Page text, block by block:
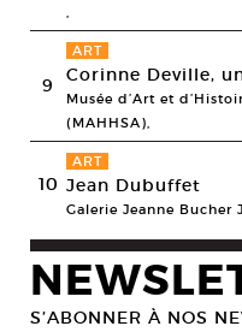
,
9
ART
Corinne Deville,
Musée d’Art et
(MAHHSA),
10
ART
Jean Dubuffet
Galerie Jeanne Bucher
S’ABONNER À NOS